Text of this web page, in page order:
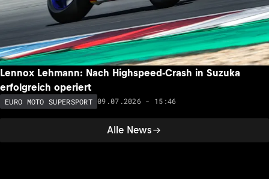
Alle News
Lennox Lehmann: Nach Highspeed-Crash in Suzuka
erfolgreich operiert
EURO MOTO SUPERSPORT 09.07.2026 - 15:46